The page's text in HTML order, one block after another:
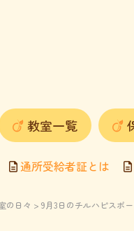
教室一覧
通所受給者証とは
の日々 > 9月3日のチルハピスポ